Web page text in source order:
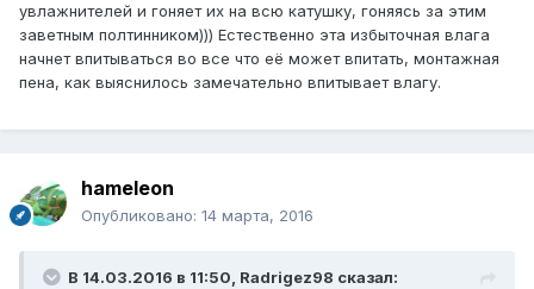
увлажнителей и гоняет их на всю катушку, гоняясь за этим
заветным полтинником))) Естественно эта избыточная влага
начнет впитываться во все что её может впитать, монтажная
пена, как выяснилось замечательно впитывает влагу.
hameleon
Опубликовано: 14 марта, 2016
В 14.03.2016 в 11:50, Radrigez98 сказал: